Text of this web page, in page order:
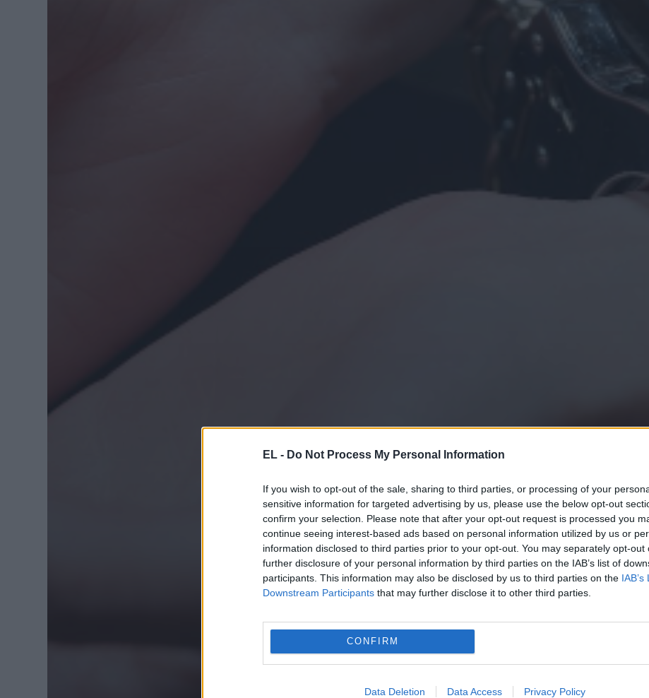
EL - Do Not Process My Personal Information
If you wish to opt-out of the sale, sharing to third parties, or processing of your
sensitive information for targeted advertising by us, please use the below opt-out
confirm your selection. Please note that after your opt-out request is processed you
continue seeing interest-based ads based on personal information utilized by us or
information disclosed to third parties prior to your opt-out. You may separately opt-out
further disclosure of your personal information by third parties on the IAB’s list of
participants. This information may also be disclosed by us to third parties on the IAB’s
Downstream Participants that may further disclose it to other third parties.
CONFIRM
Data Deletion Data Access Privacy Policy